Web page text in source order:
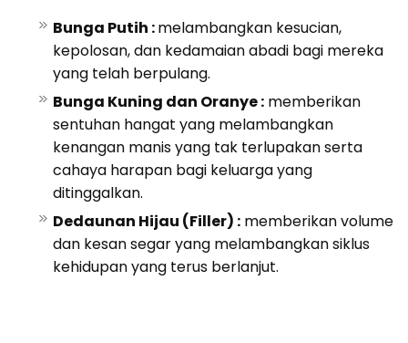
Bunga Putih :melambangkan kesucian,
kepolosan, dan kedamaian abadi bagi mereka
yang telah berpulang.
Bunga Kuning dan Oranye : memberikan
sentuhan hangat yang melambangkan
kenangan manis yang tak terlupakan serta
cahaya harapan bagi keluarga yang
ditinggalkan.
Dedaunan Hijau (Filler) : memberikan volume
dan kesan segar yang melambangkan siklus
kehidupan yang terus berlanjut.